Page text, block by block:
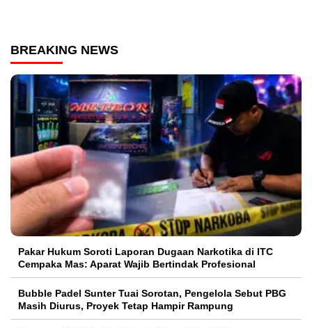
BREAKING NEWS
Pakar Hukum Soroti Laporan Dugaan Narkotika di ITC
Cempaka Mas: Aparat Wajib Bertindak Profesional
Bubble Padel Sunter Tuai Sorotan, Pengelola Sebut PBG
Masih Diurus, Proyek Tetap Hampir Rampung